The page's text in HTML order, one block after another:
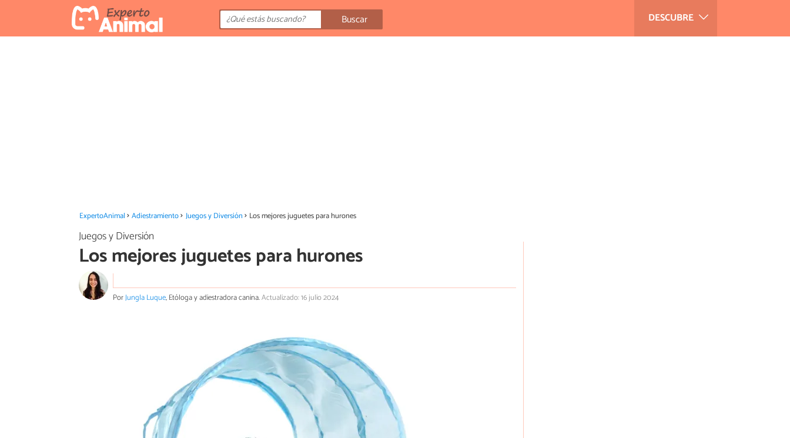
DESCUBRE
Buscar
ExpertoAnimal Adiestramiento Juegos y Diversión Los mejores juguetes para hurones
Juegos y Diversión
Los mejores juguetes para hurones
PorJungla Luque, Etóloga y adiestradora canina.Actualizado: 16 julio 2024